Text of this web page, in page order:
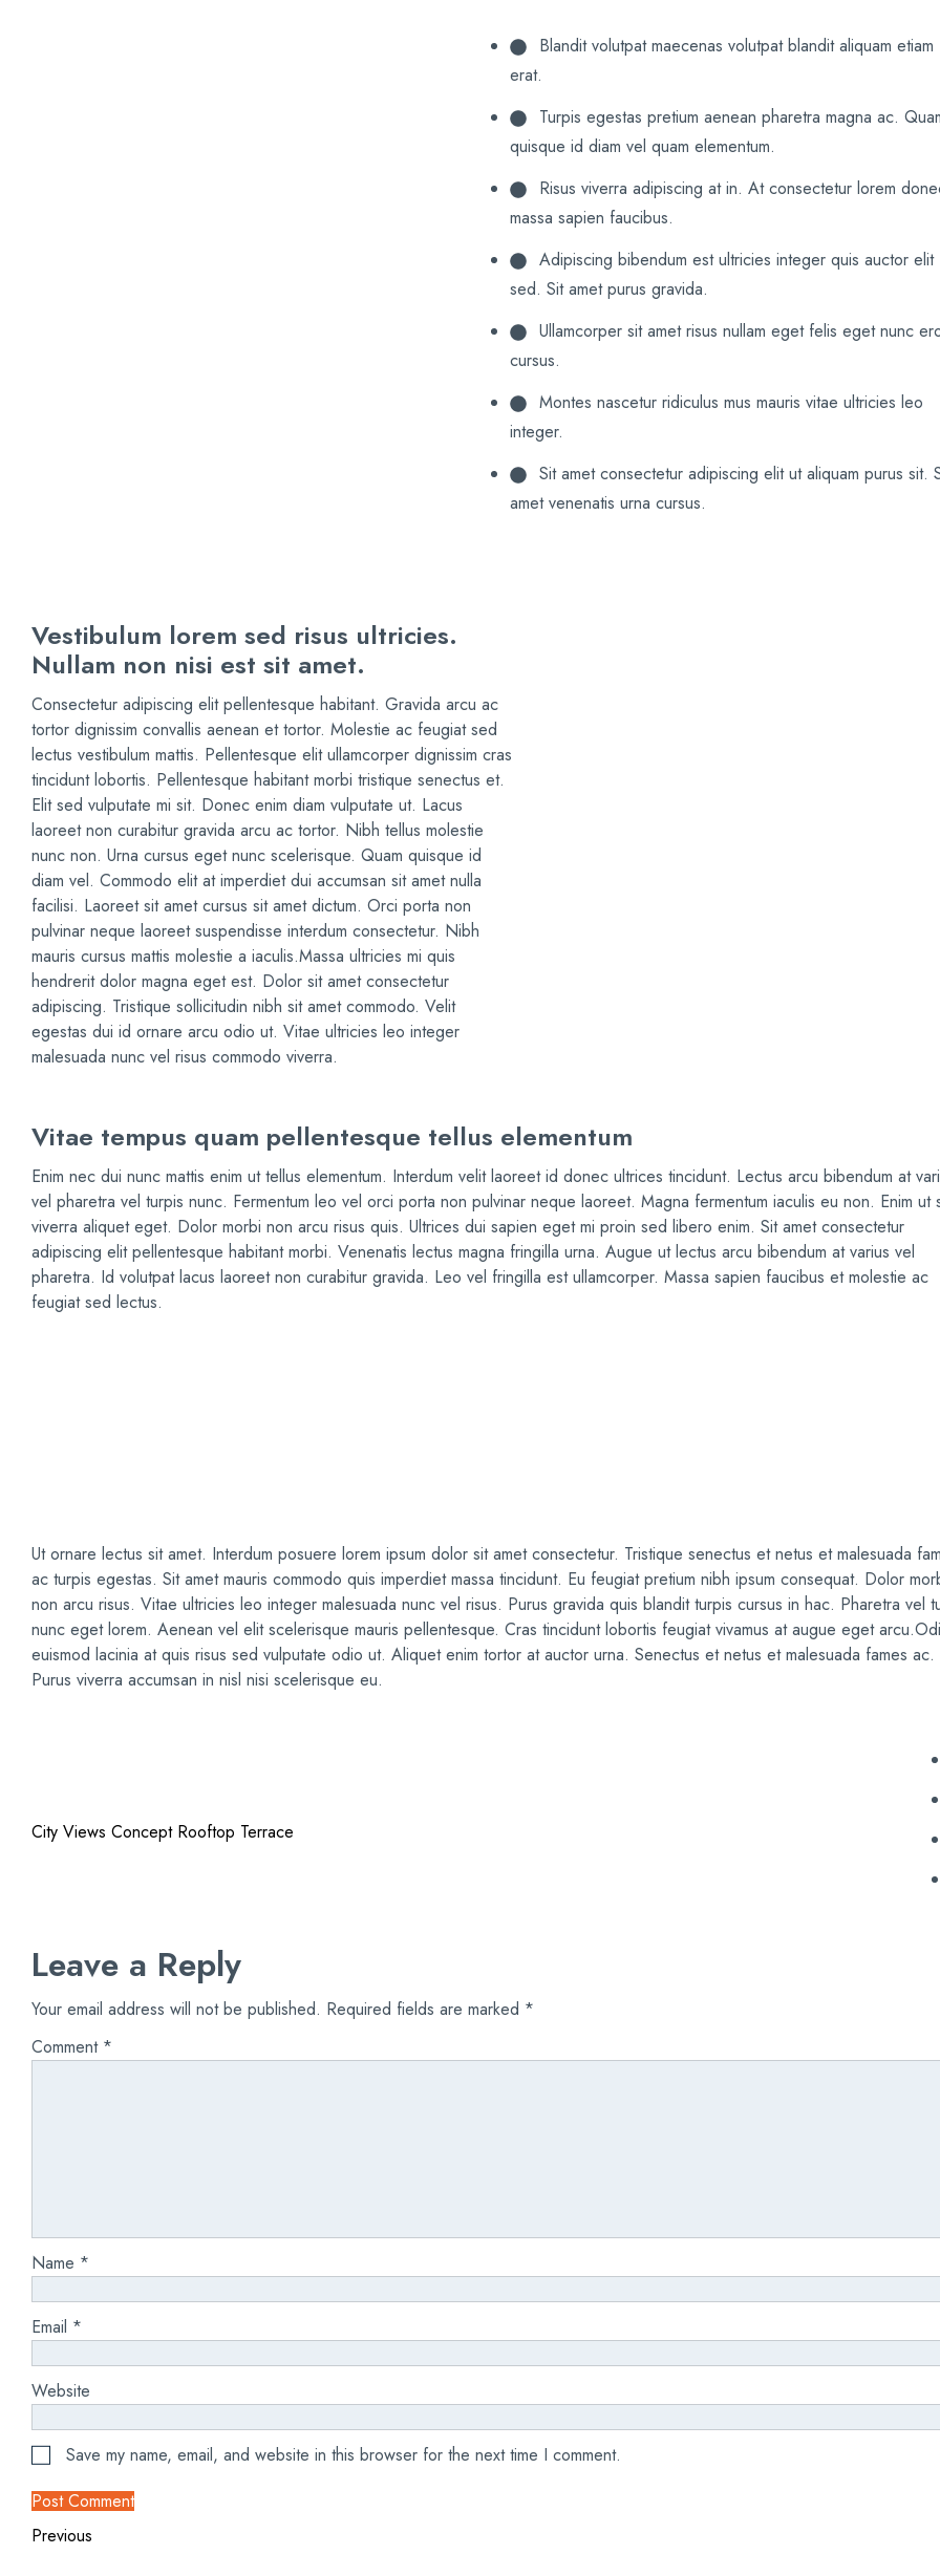
Blandit volutpat maecenas volutpat blandit aliquam etiam
erat.
Turpis egestas pretium aenean pharetra magna ac.
quisque id diam vel quam elementum.
Risus viverra adipiscing at in. At consectetur lorem
massa sapien faucibus.
Adipiscing bibendum est ultricies integer quis auctor elit
sed. Sit amet purus gravida.
Ullamcorper sit amet risus nullam eget felis eget nunc
cursus.
Montes nascetur ridiculus mus mauris vitae ultricies leo
integer.
Sit amet consectetur adipiscing elit ut aliquam purus sit.
amet venenatis urna cursus.
Vestibulum lorem sed risus ultricies.
Nullam non nisi est sit amet.
Consectetur adipiscing elit pellentesque habitant. Gravida arcu ac
tortor dignissim convallis aenean et tortor. Molestie ac feugiat sed
lectus vestibulum mattis. Pellentesque elit ullamcorper dignissim cras
tincidunt lobortis. Pellentesque habitant morbi tristique senectus et.
Elit sed vulputate mi sit. Donec enim diam vulputate ut. Lacus
laoreet non curabitur gravida arcu ac tortor. Nibh tellus molestie
nunc non. Urna cursus eget nunc scelerisque. Quam quisque id
diam vel. Commodo elit at imperdiet dui accumsan sit amet nulla
facilisi. Laoreet sit amet cursus sit amet dictum. Orci porta non
pulvinar neque laoreet suspendisse interdum consectetur. Nibh
mauris cursus mattis molestie a iaculis.Massa ultricies mi quis
hendrerit dolor magna eget est. Dolor sit amet consectetur
adipiscing. Tristique sollicitudin nibh sit amet commodo. Velit
egestas dui id ornare arcu odio ut. Vitae ultricies leo integer
malesuada nunc vel risus commodo viverra.
Vitae tempus quam pellentesque tellus elementum
Enim nec dui nunc mattis enim ut tellus elementum. Interdum velit laoreet id donec ultrices tincidunt. Lectus arcu bibendum at
vel pharetra vel turpis nunc. Fermentum leo vel orci porta non pulvinar neque laoreet. Magna fermentum iaculis eu non. Enim ut
viverra aliquet eget. Dolor morbi non arcu risus quis. Ultrices dui sapien eget mi proin sed libero enim. Sit amet consectetur
adipiscing elit pellentesque habitant morbi. Venenatis lectus magna fringilla urna. Augue ut lectus arcu bibendum at varius vel
pharetra. Id volutpat lacus laoreet non curabitur gravida. Leo vel fringilla est ullamcorper. Massa sapien faucibus et molestie ac
feugiat sed lectus.
Ut ornare lectus sit amet. Interdum posuere lorem ipsum dolor sit amet consectetur. Tristique senectus et netus et malesuada
ac turpis egestas. Sit amet mauris commodo quis imperdiet massa tincidunt. Eu feugiat pretium nibh ipsum consequat. Dolor
non arcu risus. Vitae ultricies leo integer malesuada nunc vel risus. Purus gravida quis blandit turpis cursus in hac. Pharetra vel
nunc eget lorem. Aenean vel elit scelerisque mauris pellentesque. Cras tincidunt lobortis feugiat vivamus at augue eget
euismod lacinia at quis risus sed vulputate odio ut. Aliquet enim tortor at auctor urna. Senectus et netus et malesuada fames ac.
Purus viverra accumsan in nisl nisi scelerisque eu.
City Views Concept Rooftop Terrace
Leave a Reply
Your email address will not be published. Required fields are marked *
Comment *
Name *
Email *
Website
Save my name, email, and website in this browser for the next time I comment.
Previous